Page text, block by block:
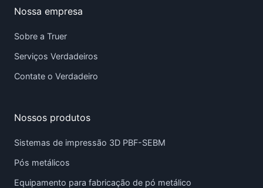
Nossa empresa
Sobre a Truer
Serviços Verdadeiros
Contate o Verdadeiro
Nossos produtos
Sistemas de impressão 3D PBF-SEBM
Pós metálicos
Equipamento para fabricação de pó metálico